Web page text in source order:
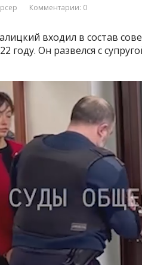
Комментарии: 0
входил в состав
году. Он развелся с